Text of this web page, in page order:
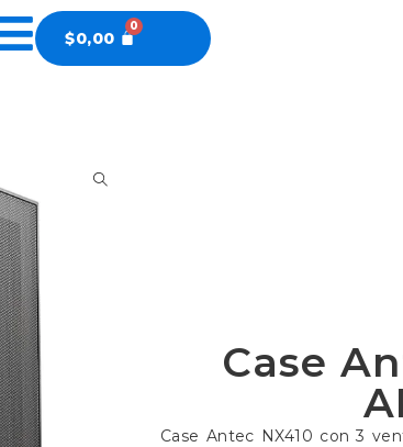
$0,00
Case
Case Antec NX410 con 3